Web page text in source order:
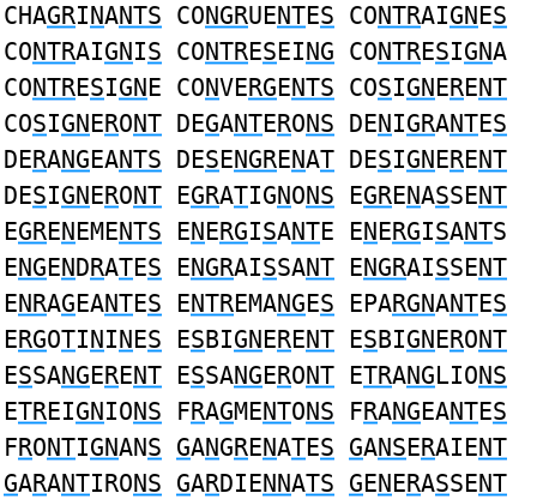
CHAGRINANTS CONGRUENTES CONTRAIGNES
CONTRAIGNIS CONTRESEING CONTRESIGNA
CONTRESIGNE CONVERGENTS COSIGNERENT
COSIGNERONT DEGANTERONS DENIGRANTES
DERANGEANTS DESENGRENAT DESIGNERENT
DESIGNERONT EGRATIGNONS EGRENASSENT
EGRENEMENTS ENERGISANTE ENERGISANTS
ENGENDRATES ENGRAISSANT ENGRAISSENT
ENRAGEANTES ENTREMANGES EPARGNANTES
ERGOTININES ESBIGNERENT ESBIGNERONT
ESSANGERENT ESSANGERONT ETRANGLIONS
ETREIGNIONS FRAGMENTONS FRANGEANTES
FRONTIGNANS GANGRENATES GANSERAIENT
GARANTIRONS GARDIENNATS GENERASSENT